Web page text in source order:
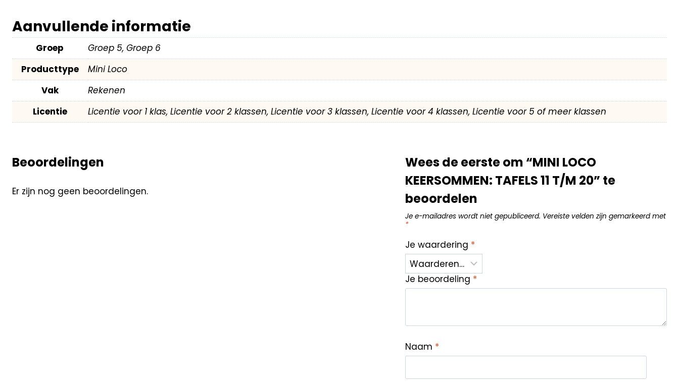
Aanvullende informatie
Groep
Groep 5, Groep 6
Producttype
Mini Loco
Vak
Rekenen
Licentie
Licentie voor 1 klas, Licentie voor 2 klassen, Licentie voor 3 klassen, Licentie voor 4 klassen, Licentie voor 5 of meer klassen
Beoordelingen
Er zijn nog geen beoordelingen.
Wees de eerste om “MINI LOCO
KEERSOMMEN: TAFELS 11 T/M 20” te
beoordelen
Je e-mailadres wordt niet gepubliceerd. Vereiste velden zijn gemarkeerd met
*
Je waardering *
Je beoordeling *
Naam *